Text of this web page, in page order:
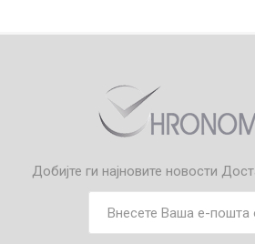
Добијте ги најновите новости